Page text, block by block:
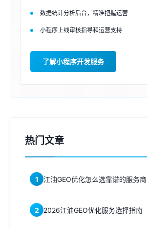
数据统计分析后台，精准把握运营
小程序上线审核指导和运营支持
了解小程序开发服务
热门文章
1 江油GEO优化怎么选靠谱的服务商
2 2026江油GEO优化服务选择指南